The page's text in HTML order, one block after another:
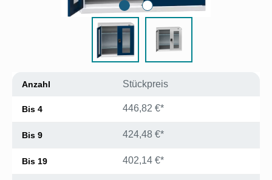
Anzahl Stückpreis
Bis 4 446,82 €*
Bis 9 424,48 €*
Bis 19 402,14 €*